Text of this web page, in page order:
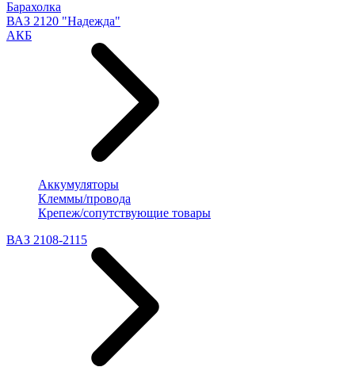
Барахолка
ВАЗ 2120 "Надежда"
АКБ
Аккумуляторы
Клеммы/провода
Крепеж/сопутствующие товары
ВАЗ 2108-2115